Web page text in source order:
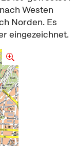
Westen
Norden. Es
eingezeichnet.